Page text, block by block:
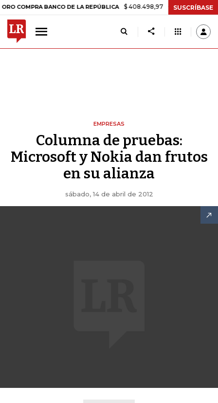
BANCO DE LA REPÚBLICA $ 408.498,97 +$ 8.753,81 +2,19%
SUSCRÍBASE
EMPRESAS
Columna de pruebas:
Microsoft y Nokia dan frutos
en su alianza
sábado, 14 de abril de 2012